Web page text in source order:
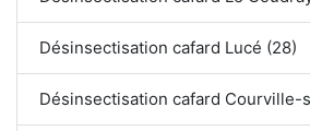
Désinsectisation cafard Lucé (28)
Désinsectisation cafard Courville-